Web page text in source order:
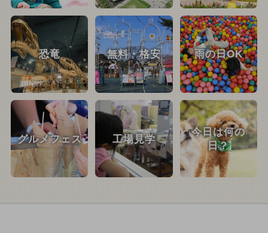
恐竜 無料・格安 雨の日OK
グルメフェス 工場見学
今日は何の
日？